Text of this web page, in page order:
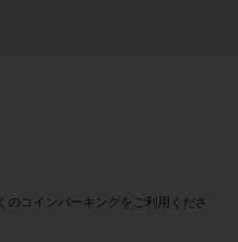
のコインパーキングをご利用くださ